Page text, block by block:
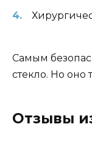
Самым
стекло. Но оно
Отзывы